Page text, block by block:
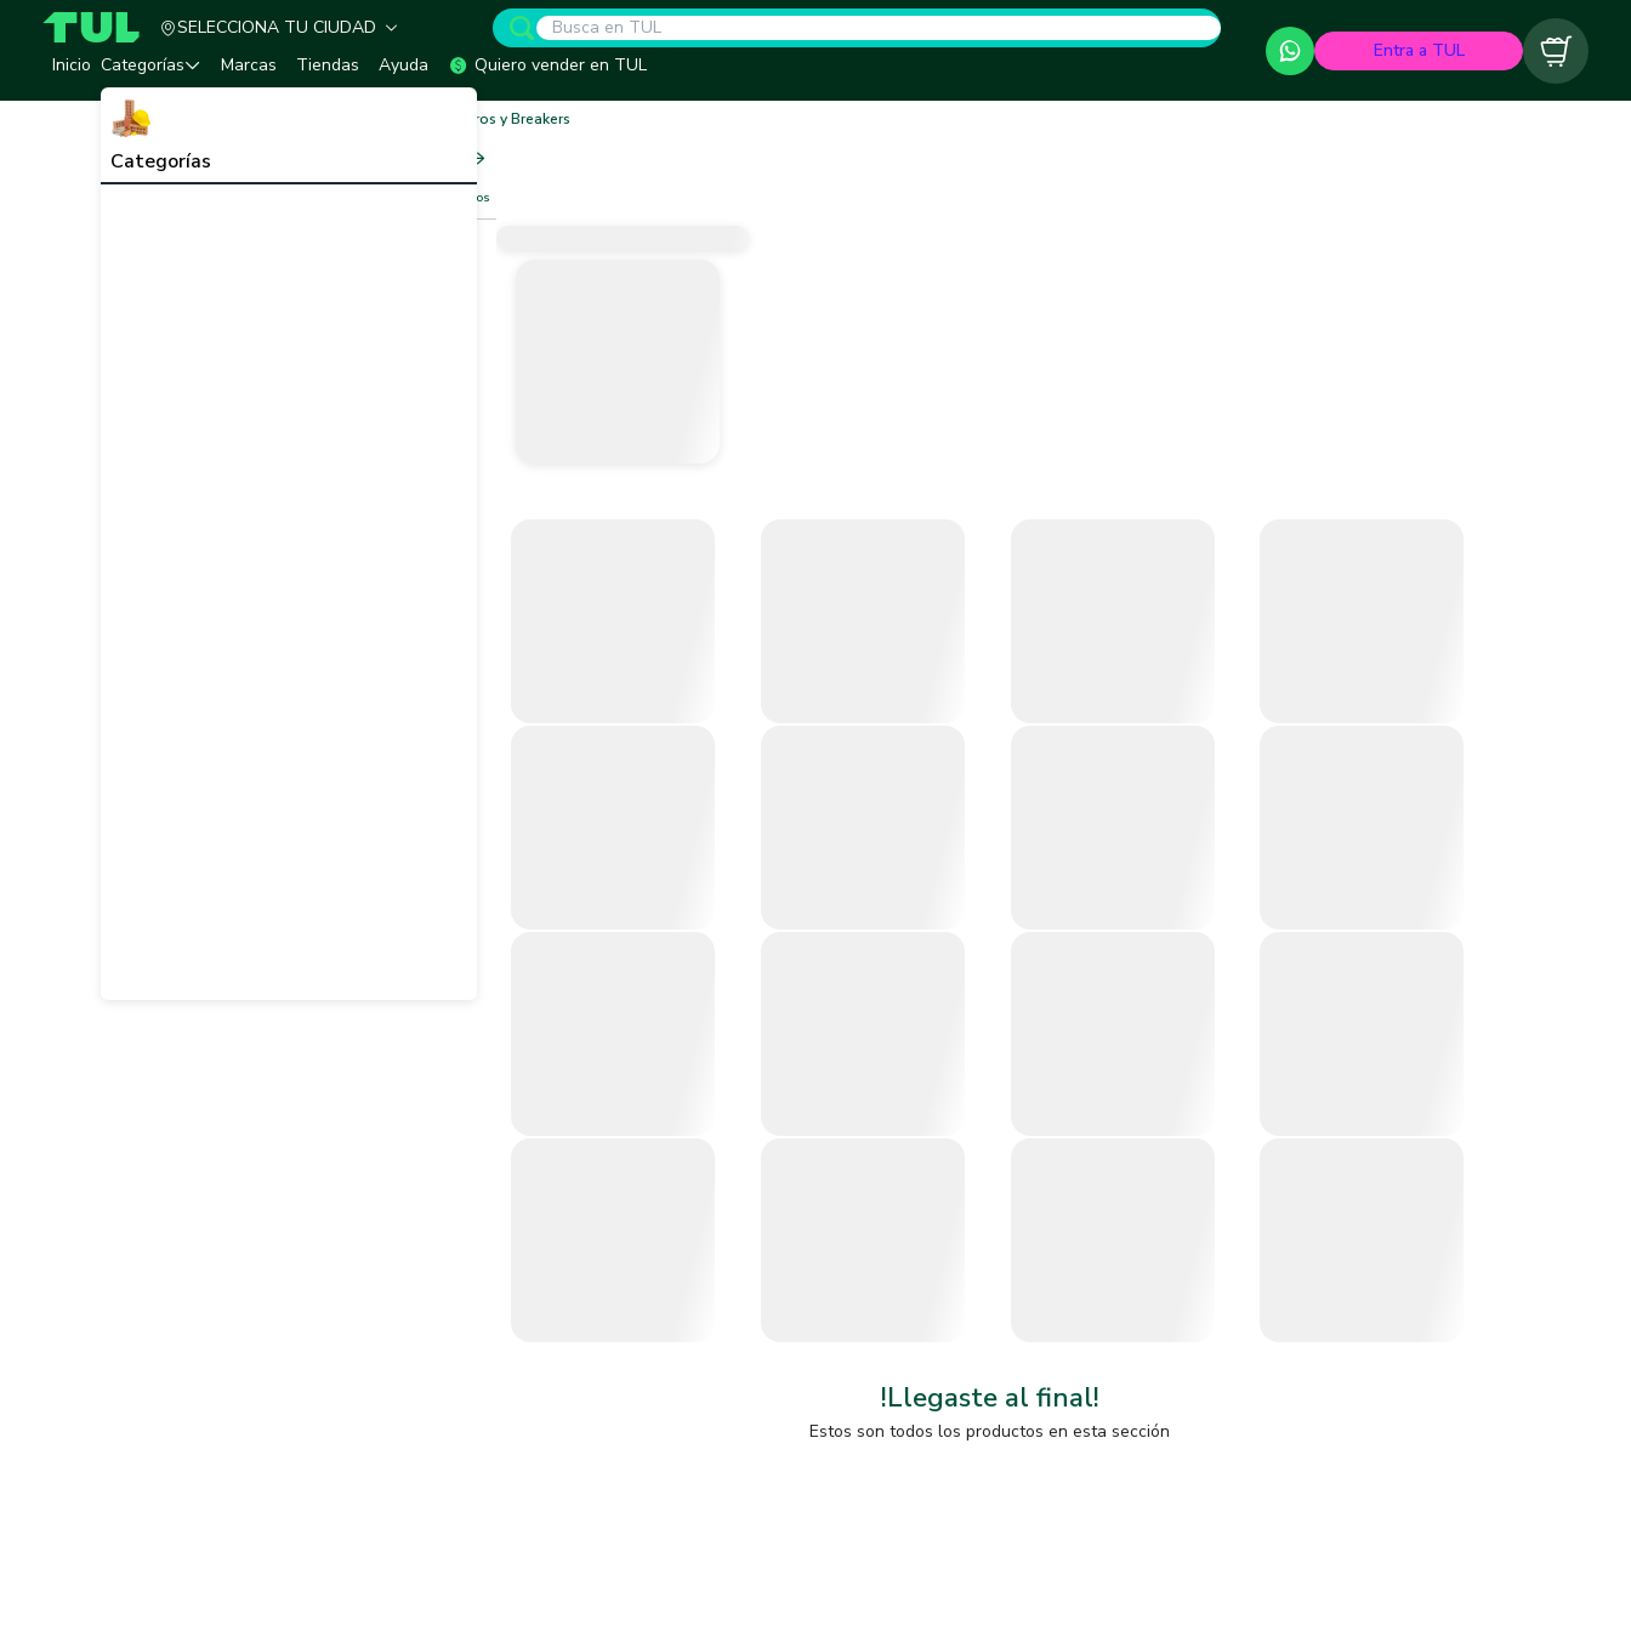
TUL - Tu Marketplace de Construcción
SELECCIONA TU CIUDAD
Inicio Categorías
Categorías
Marcas Tiendas Ayuda Quiero vender en TUL
Entra a TUL Carrito
Inicio Tableros y Breakers
Tableros y Breakers
Limpiar filtros
!Llegaste al final!
Estos son todos los productos en esta sección